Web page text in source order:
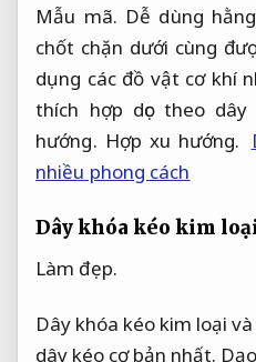
Mẫu mã. Dễ dùng
chốt chặn dưới cùng
dụng các đồ vật cơ khí
thích hợp dọc theo
hướng. Hợp xu hướng.
nhiều phong cách
Dây khóa kéo kim
Làm đẹp.
Dây khóa kéo kim loại
dây kéo cơ bản nhất.